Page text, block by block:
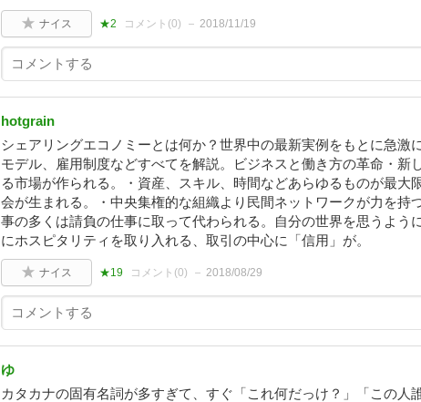
ナイス ★2 コメント(0) 2018/11/19
hotgrain
シェアリングエコノミーとは何か？世界中の最新実例をもとに急激
モデル、雇用制度などすべてを解説。ビジネスと働き方の革命・新
る市場が作られる。・資産、スキル、時間などあらゆるものが最大
会が生まれる。・中央集権的な組織より民間ネットワークが力を持
事の多くは請負の仕事に取って代わられる。自分の世界を思うよう
にホスピタリティを取り入れる、取引の中心に「信用」が。
ナイス ★19 コメント(0) 2018/08/29
ゆ
カタカナの固有名詞が多すぎて、すぐ「これ何だっけ？」「この人